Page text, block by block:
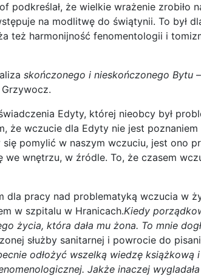
podkreślał, że wielkie wrażenie zrobiło
na modlitwę do świątynii. To był
też harmonijność fenomentologii i
skończonego i nieskończonego Bytu
Edyty, której nieobcy był
wczucie dla Edyty nie jest poznaniem
pomylić w naszym wczuciu, jest ono
wnętrzu, w źródle. To, że czasem
dla pracy nad problematyką wczucia w
w szpitalu w Hranicach.Kiedy
życia, która dała mu żona. To mnie
służby sanitarnej i powrocie do
odłożyć wszelką wiedzę książkową
Jakże inaczej